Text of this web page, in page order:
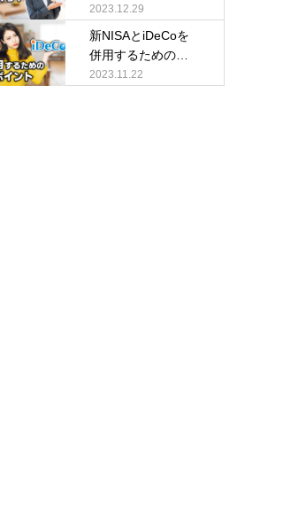
ら？
2023.12.29
新NISAとiDeCoを
併用するためのポ
イント
2023.11.22